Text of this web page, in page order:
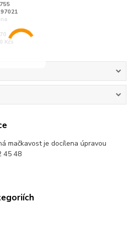
Kčs
mačkavost je docílena úpravou
45 48